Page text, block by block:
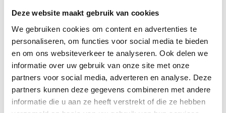
Deze website maakt gebruik van cookies
We gebruiken cookies om content en advertenties te
personaliseren, om functies voor social media te bieden
en om ons websiteverkeer te analyseren. Ook delen we
informatie over uw gebruik van onze site met onze
partners voor social media, adverteren en analyse. Deze
partners kunnen deze gegevens combineren met andere
informatie die u aan ze heeft verstrekt of die ze hebben
“Hoewel je moederinstinct
je niet snel in de steek
laat, wil je als moeder
niet altijd zien wat er
werkelijk met je kind aan
de hand is.”